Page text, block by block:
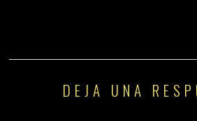
DEJA UNA